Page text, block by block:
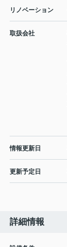
リノベーション
取扱会社
情報更新日
更新予定日
詳細情報